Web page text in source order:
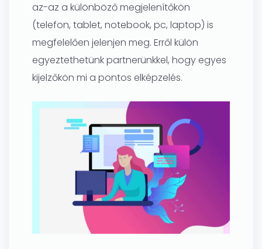
az-az a különböző megjelenítőkön
(telefon, tablet, notebook, pc, laptop) is
megfelelően jelenjen meg. Erről külön
egyeztethetünk partnerünkkel, hogy egyes
kijelzőkön mi a pontos elképzelés.